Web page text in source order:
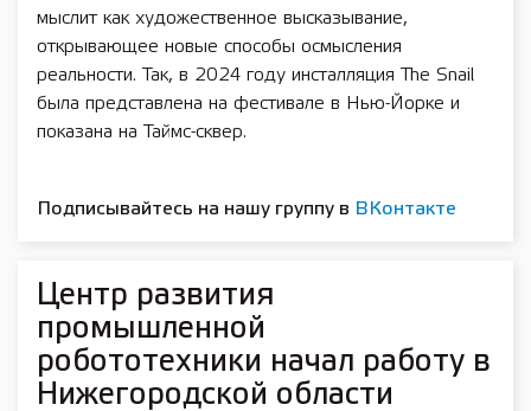
мыслит как художественное высказывание,
открывающее новые способы осмысления
реальности. Так, в 2024 году инсталляция The Snail
была представлена на фестивале в Нью-Йорке и
показана на Таймс-сквер.
Подписывайтесь на нашу группу в ВКонтакте
Центр развития
промышленной
робототехники начал работу в
Нижегородской области